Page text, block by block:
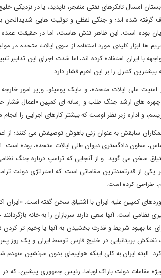
امسال تانکرهای نفتی منفجر، ناپدید، یا در نزدیکی
گرفته شده اند؛ و جنگی لفظی و توئیت هایی شدیدالحن
بوده است. این ظاهر تنش هاست، اما در حقیقت عمده
ها ابزار کلیدی مورد استفاده از سوی ایالات متحده در
با ایران استفاده کرده اند، اما شدت اجرای این
کنترل را بر این اهرم فشار دارد.
ملی ایالات متحده، و مایک پومپئو، وزیر امور
های ارشد جنگ طلب و رسانه ای کمپین «اعمال فشار
و اداره زیر نظر اوست که بیشتر کارهای اجرایی را
سابقش به عنوان زنی باهوش توصیفش می کنند؛ از
معاون دادگستری دیوان عالی ایالات متحده، بوده
سخن می گوید. و از آنجایی که ترامپ درباره جنگ
یکی از قدرتمندترین مقاماتی است که استراتژی دولت
طراحی کرده است.
کمپین علیه ایران با اشتیاق سخن گفته است:
نظامی است. آنها سعی دارند سربازان را به خانه
ما بهبود شرایط و قدرت بخشیدن به آنها یا وخیم تر
نفتکش بریتانیایی در خلیج فارس توسط ایران و یک روز
کرد. البته ایران به کلی اینکه هواپیمای بدون سرنشین
مقامات دولت باراک اوباما، رئیس جمهوری پیشین، که